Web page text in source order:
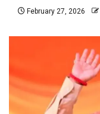
February 27, 2026